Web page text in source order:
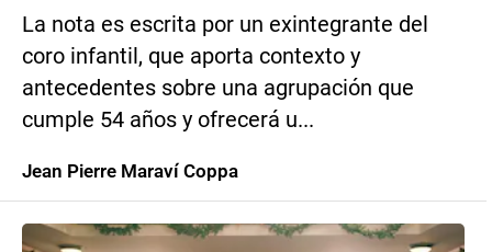
La nota es escrita por un exintegrante del
coro infantil, que aporta contexto y
antecedentes sobre una agrupación que
cumple 54 años y ofrecerá u...
Jean Pierre Maraví Coppa